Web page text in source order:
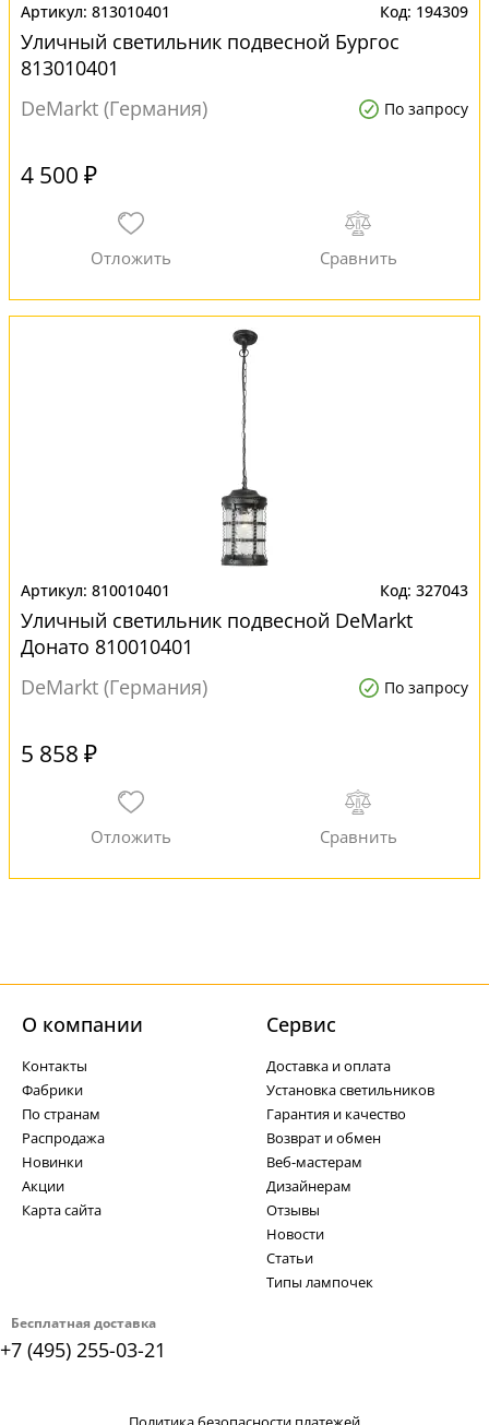
813010401 194309
Уличный светильник подвесной Бургос
813010401
DeMarkt (Германия)
По запросу
4 500 ₽
810010401 327043
Уличный светильник подвесной DeMarkt
Донато 810010401
DeMarkt (Германия)
По запросу
5 858 ₽
Бесплатная доставка
+7 (495) 255-03-21
О компании
Контакты
Фабрики
По странам
Распродажа
Новинки
Акции
Карта сайта
Cервис
Доставка и оплата
Установка светильников
Гарантия и качество
Возврат и обмен
Веб-мастерам
Дизайнерам
Отзывы
Новости
Статьи
Типы лампочек